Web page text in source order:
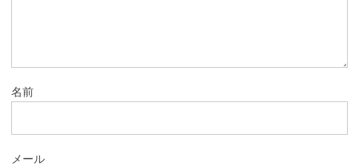
名前
メール